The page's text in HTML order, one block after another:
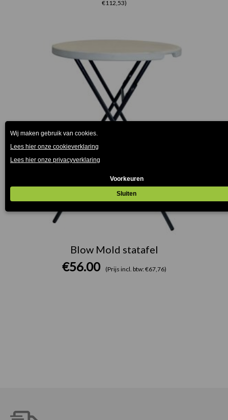
€112,53)
Blow Mold statafel
€56.00 (Prijs incl. btw: €67,76)